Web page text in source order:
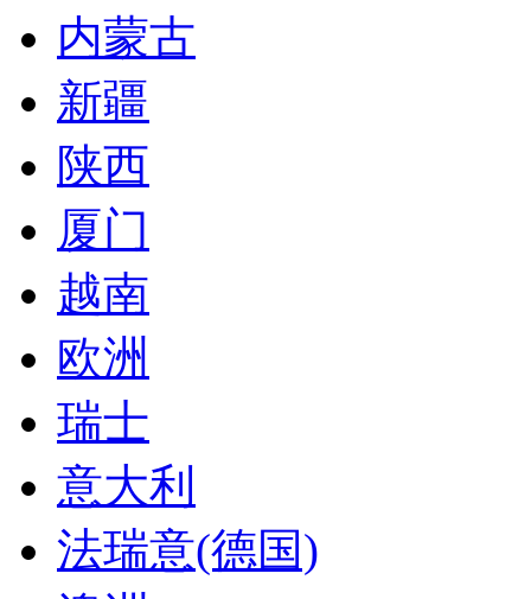
内蒙古
新疆
陕西
厦门
越南
欧洲
瑞士
意大利
法瑞意(德国)